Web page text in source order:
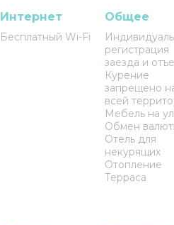
Интернет
Бесплатный Wi-Fi
Общее
регистрация
заезда и
Курение
запрещено
всей
Мебель на
Обмен
Отель для
некурящих
Отопление
Терраса